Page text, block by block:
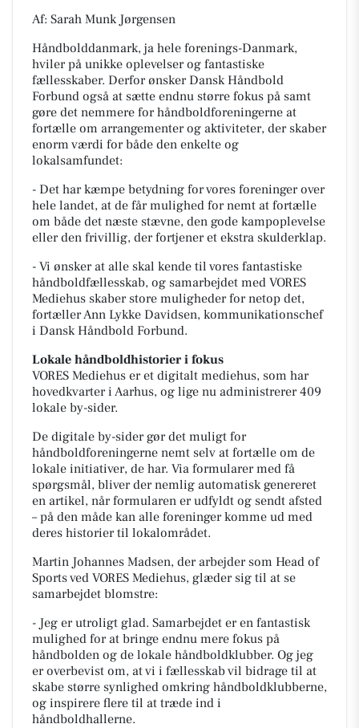
Af: Sarah Munk Jørgensen
Håndbolddanmark, ja hele forenings-Danmark,
hviler på unikke oplevelser og fantastiske
fællesskaber. Derfor ønsker Dansk Håndbold
Forbund også at sætte endnu større fokus på samt
gøre det nemmere for håndboldforeningerne at
fortælle om arrangementer og aktiviteter, der skaber
enorm værdi for både den enkelte og
lokalsamfundet:
- Det har kæmpe betydning for vores foreninger over
hele landet, at de får mulighed for nemt at fortælle
om både det næste stævne, den gode kampoplevelse
eller den frivillig, der fortjener et ekstra skulderklap.
- Vi ønsker at alle skal kende til vores fantastiske
håndboldfællesskab, og samarbejdet med VORES
Mediehus skaber store muligheder for netop det,
fortæller Ann Lykke Davidsen, kommunikationschef
i Dansk Håndbold Forbund.
Lokale håndboldhistorier i fokus
VORES Mediehus er et digitalt mediehus, som har
hovedkvarter i Aarhus, og lige nu administrerer 409
lokale by-sider.
De digitale by-sider gør det muligt for
håndboldforeningerne nemt selv at fortælle om de
lokale initiativer, de har. Via formularer med få
spørgsmål, bliver der nemlig automatisk genereret
en artikel, når formularen er udfyldt og sendt afsted
– på den måde kan alle foreninger komme ud med
deres historier til lokalområdet.
Martin Johannes Madsen, der arbejder som Head of
Sports ved VORES Mediehus, glæder sig til at se
samarbejdet blomstre:
- Jeg er utroligt glad. Samarbejdet er en fantastisk
mulighed for at bringe endnu mere fokus på
håndbolden og de lokale håndboldklubber. Og jeg
er overbevist om, at vi i fællesskab vil bidrage til at
skabe større synlighed omkring håndboldklubberne,
og inspirere flere til at træde ind i
håndboldhallerne.